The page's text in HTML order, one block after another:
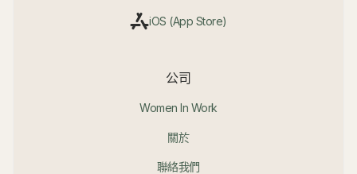
iOS (App Store)
公司
Women In Work
關於
聯絡我們